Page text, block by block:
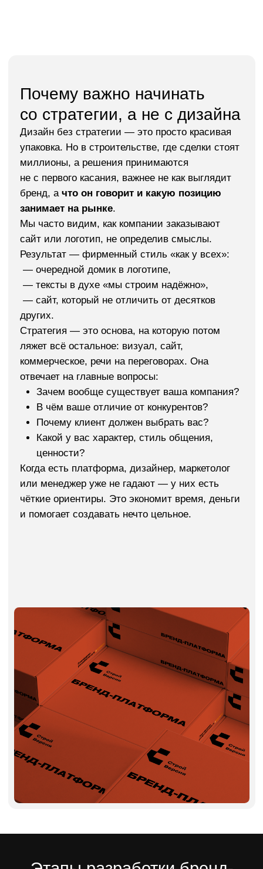
Бренд-платформа — это не про теорию. Это про
бизнес. Ниже — конкретные результаты, которые
Что даёт бренд-платформа
строительной компании
продажникам, но и прорабам, и отделу
Основа для всех маркетинговых
материалов
Платформа — это ядро, из которого
рождается всё: структура сайта, тексты,
соцсети, наружка, видео, визуальный стиль.
Больше не нужно придумывать каждый раз
Последовательность в коммуникации
Один и тот же тон, стиль и аргументы
во всех точках: сайт, менеджеры, тендеры,
соцсети. Это укрепляет доверие —
особенно в строительстве, где репутация
Упрощение и ускорение продаж
Когда вы точно знаете, кто ваш клиент и как
с ним говорить, коммерческие предложения
становятся убедительнее. Клиенты быстрее
принимают решение, меньше сомнений.